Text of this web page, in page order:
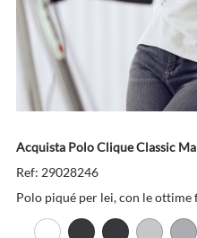
Acquista Polo Clique Classic
Ref: 29028246
Polo piqué per lei, con le